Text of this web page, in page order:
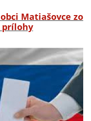
Matiašovce zo
prílohy